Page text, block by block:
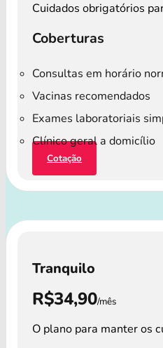
Cuidados obrigatórios
Coberturas
Consultas em horário
Vacinas recomendados
Exames laboratoriais
Clínico geral a domicílio
Cotação
Tranquilo
R$34,90/mês
O plano para manter os